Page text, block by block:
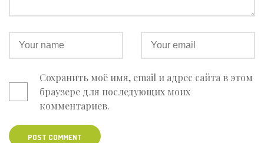
Сохранить моё имя, email и адрес сайта в этом
браузере для последующих моих
комментариев.
POST COMMENT